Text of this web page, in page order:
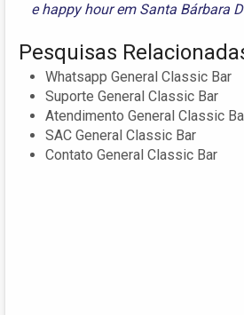
ehappy hour em Santa Bárbara
Pesquisas
Whatsapp General Classic Bar
Suporte General Classic Bar
Atendimento General Classic
SAC General Classic Bar
Contato General Classic Bar